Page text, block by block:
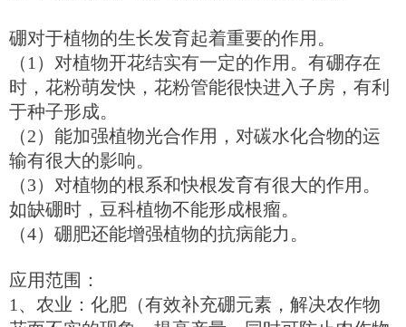
硼对于植物的生长发育起着重要的作用。
（1）对植物开花结实有一定的作用。有硼存在
时，花粉萌发快，花粉管能很快进入子房，有利
于种子形成。
（2）能加强植物光合作用，对碳水化合物的运
输有很大的影响。
（3）对植物的根系和快根发育有很大的作用。
如缺硼时，豆科植物不能形成根瘤。
（4）硼肥还能增强植物的抗病能力。
应用范围：
1、农业：化肥（有效补充硼元素，解决农作物